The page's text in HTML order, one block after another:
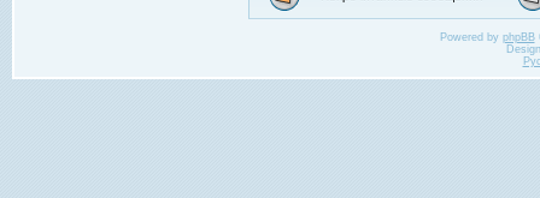
Powered by phpBB